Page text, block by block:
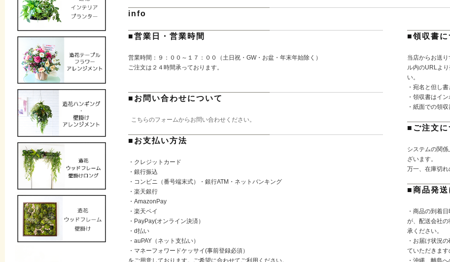
info
■営業日・営業時間
営業時間：９：００～１７：００（土日祝・GW・お盆・年末年始除く）
ご注文は２４時間承っております。
■お問い合わせについて
こちらのフォームからお問い合わせください。
■お支払い方法
・クレジットカード
・銀行振込
・コンビニ（番号端末式）・銀行ATM・ネットバンキング
・楽天銀行
・AmazonPay
・楽天ペイ
・PayPay(オンライン決済）
・d払い
・auPAY（ネット支払い）
・マネーフォワードケッサイ(事前登録必須）
をご用意しております。ご希望に合わせてご利用ください。
■領収書に
当店からお送
ル内のURLよ
い。
・宛名と但し
・領収書はイ
・紙面での領
■ご注文に
システムの関
ざいます。
万一、在庫切れ
■商品発送
・商品の到着
が、配送会社
承ください。
・お届け状況
ていただきます
・沖縄、離島